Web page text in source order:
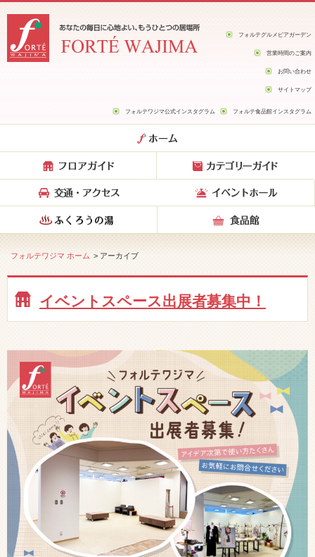
フォルテグルメビアガーデン
営業時間のご案内
お問い合わせ
サイトマップ
フォルテワジマ公式インスタグラム フォルテ食品館インスタグラム
フォルテワジマ ホーム > アーカイブ
イベントスペース出展者募集中！